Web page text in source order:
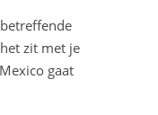
zit met je
gaat